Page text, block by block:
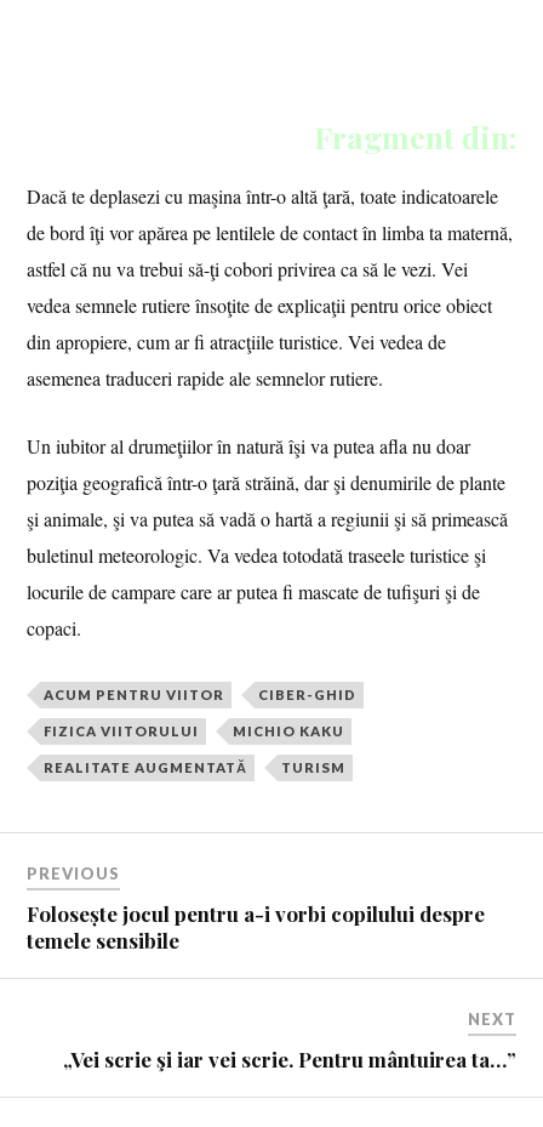
Fragment din:
Dacă te deplasezi cu maşina într-o altă ţară, toate indicatoarele
de bord îţi vor apărea pe lentilele de contact în limba ta maternă,
astfel că nu va trebui să-ţi cobori privirea ca să le vezi. Vei
vedea semnele rutiere însoţite de explicaţii pentru orice obiect
din apropiere, cum ar fi atracţiile turistice. Vei vedea de
asemenea traduceri rapide ale semnelor rutiere.
Un iubitor al drumeţiilor în natură îşi va putea afla nu doar
poziţia geografică într-o ţară străină, dar şi denumirile de plante
şi animale, şi va putea să vadă o hartă a regiunii şi să primească
buletinul meteorologic. Va vedea totodată traseele turistice şi
locurile de campare care ar putea fi mascate de tufişuri şi de
copaci.
ACUM PENTRU VIITOR CIBER-GHID
FIZICA VIITORULUI MICHIO KAKU
REALITATE AUGMENTATĂ TURISM
PREVIOUS
Folosește jocul pentru a-i vorbi copilului despre
temele sensibile
NEXT
„Vei scrie şi iar vei scrie. Pen­tru mân­tui­rea ta…”